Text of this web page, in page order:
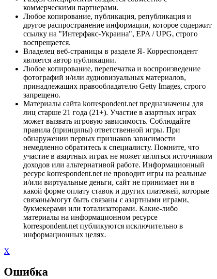
коммерческими партнерами.
Любое копирование, публикация, републикация и
другое распространение информации, которое содержит
ссылку на "Интерфакс-Украина", EPA / UPG, строго
воспрещается.
Владелец веб-страницы в разделе Я- Корреспондент
является автор публикации.
Любое копирование, перепечатка и воспроизведение
фотографий и/или аудиовизуальных материалов,
принадлежащих правообладателю Getty Images, строго
запрещено.
Материалы сайта korrespondent.net предназначены для
лиц старше 21 года (21+). Участие в азартных играх
может вызвать игровую зависимость. Соблюдайте
правила (принципы) ответственной игры. При
обнаружении первых признаков зависимости
немедленно обратитесь к специалисту. Помните, что
участие в азартных играх не может являться источником
доходов или альтернативой работе. Информационный
ресурс korrespondent.net не проводит игры на реальные
и/или виртуальные деньги, сайт не принимает ни в
какой форме оплату ставок и других платежей, которые
связаны/могут быть связаны с азартными играми,
букмекерами или тотализаторами. Какие-либо
материалы на информационном ресурсе
korrespondent.net публикуются исключительно в
информационных целях.
X
Ошибка